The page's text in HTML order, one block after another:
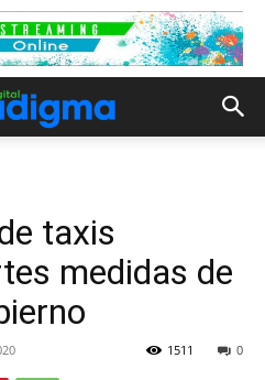
taxis
medidas de
0
1511